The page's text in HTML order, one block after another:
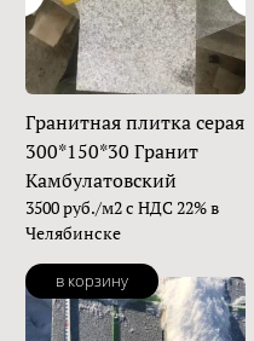
Гранитная плитка серая
300*150*30 Гранит
Камбулатовский
3500 руб./м2 с НДС 22% в
Челябинске
в корзину